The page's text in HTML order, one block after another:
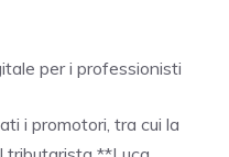
per i professionisti
i promotori, tra cui la